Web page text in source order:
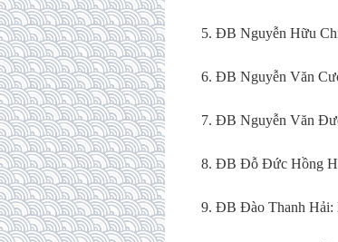
5. ĐB Nguyễn Hữu
6. ĐB Nguyễn Văn
7. ĐB Nguyễn Văn
8. ĐB Đỗ Đức Hồng
9. ĐB Đào Thanh Hải: